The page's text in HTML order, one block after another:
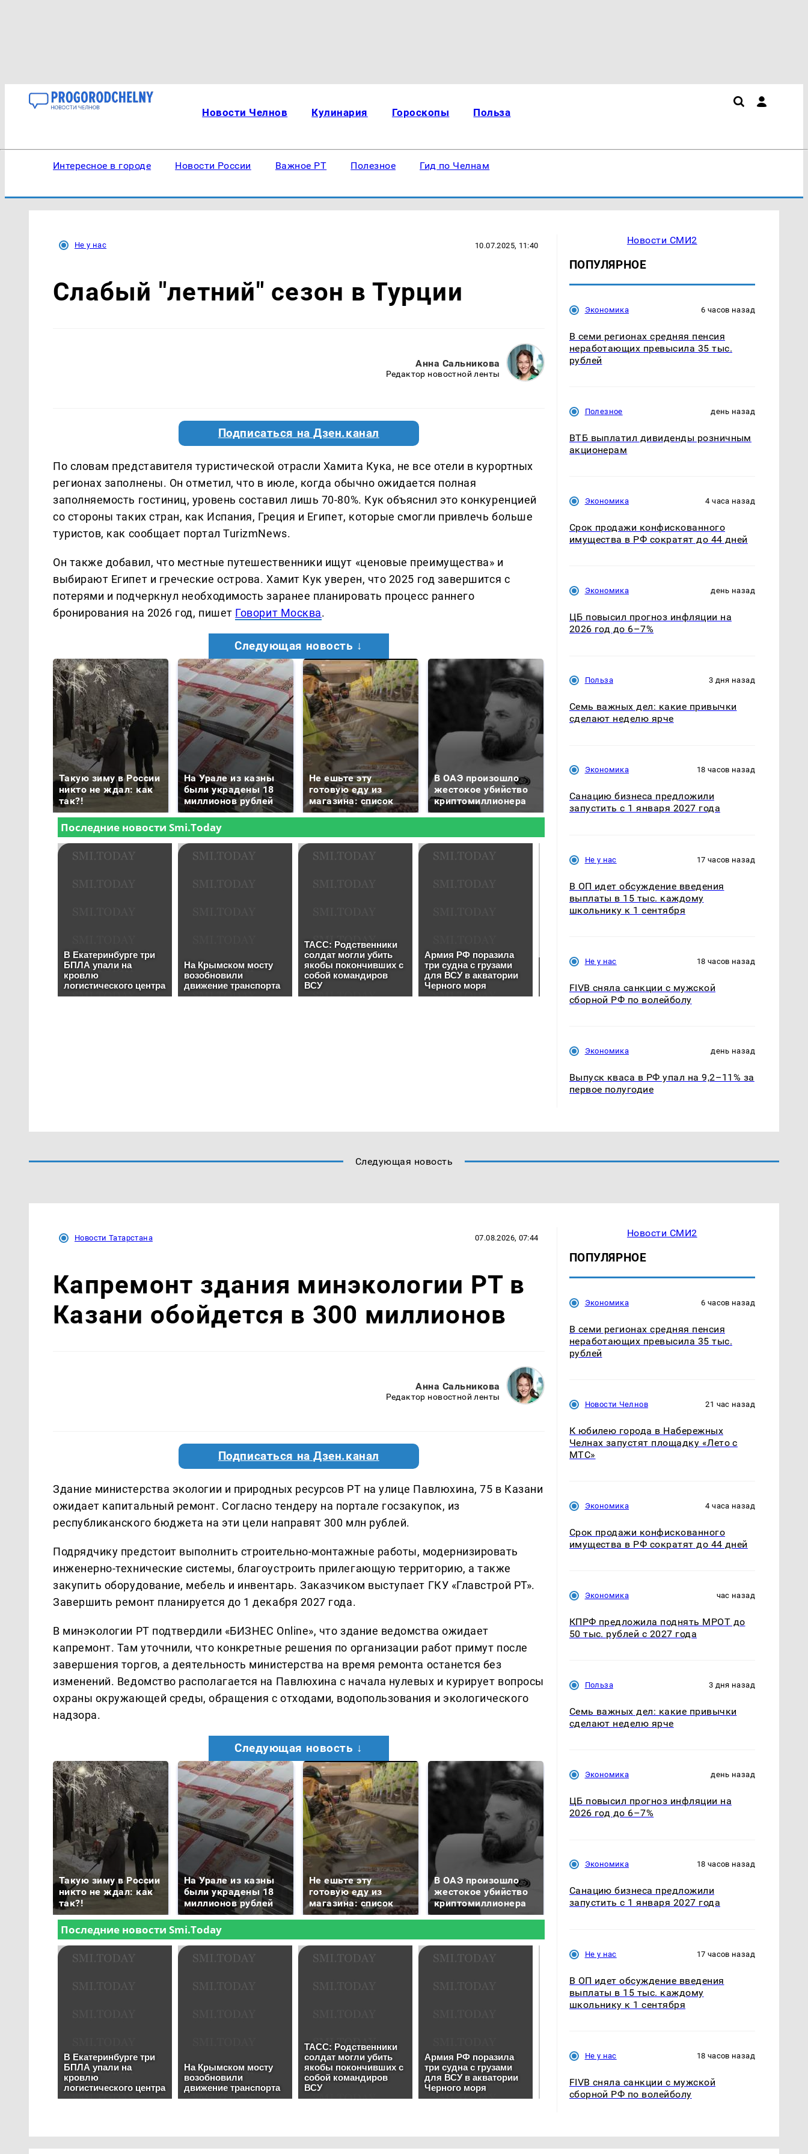
Новости Челнов Кулинария Гороскопы Польза
Интересное в городе Новости России Важное РТ Полезное Гид по Челнам
Не у нас 10.07.2025, 11:40
Слабый "летний" сезон в Турции
Анна Сальникова
Редактор новостной ленты
Подписаться на Дзен.канал
По словам представителя туристической отрасли Хамита Кука, не все отели в курортных
регионах заполнены. Он отметил, что в июле, когда обычно ожидается полная
заполняемость гостиниц, уровень составил лишь 70-80%. Кук объяснил это конкуренцией
со стороны таких стран, как Испания, Греция и Египет, которые смогли привлечь больше
туристов, как сообщает портал TurizmNews.
Он также добавил, что местные путешественники ищут «ценовые преимущества» и
выбирают Египет и греческие острова. Хамит Кук уверен, что 2025 год завершится с
потерями и подчеркнул необходимость заранее планировать процесс раннего
бронирования на 2026 год, пишет Говорит Москва.
Следующая новость ↓
Такую зиму в России
никто не ждал: как
так?!
На Урале из казны
были украдены 18
миллионов рублей
Не ешьте эту
готовую еду из
магазина: список
В ОАЭ произошло
жестокое убийство
криптомиллионера
падению вертолета на
Кавказе: читать здесь
ждать всем нам?
Новости СМИ2
ПОПУЛЯРНОЕ
Экономика 6 часов назад
В семи регионах средняя пенсия
неработающих превысила 35 тыс.
рублей
Полезное день назад
ВТБ выплатил дивиденды розничным
акционерам
Экономика 4 часа назад
Срок продажи конфискованного
имущества в РФ сократят до 44 дней
Экономика день назад
ЦБ повысил прогноз инфляции на
2026 год до 6–7%
Польза 3 дня назад
Семь важных дел: какие привычки
сделают неделю ярче
Экономика 18 часов назад
Санацию бизнеса предложили
запустить с 1 января 2027 года
Не у нас 17 часов назад
В ОП идет обсуждение введения
выплаты в 15 тыс. каждому
школьнику к 1 сентября
Не у нас 18 часов назад
FIVB сняла санкции с мужской
сборной РФ по волейболу
Экономика день назад
Выпуск кваса в РФ упал на 9,2–11% за
первое полугодие
Следующая новость
Новости Татарстана 07.08.2026, 07:44
Капремонт здания минэкологии РТ в
Казани обойдется в 300 миллионов
Анна Сальникова
Редактор новостной ленты
Подписаться на Дзен.канал
Здание министерства экологии и природных ресурсов РТ на улице Павлюхина, 75 в Казани
ожидает капитальный ремонт. Согласно тендеру на портале госзакупок, из
республиканского бюджета на эти цели направят 300 млн рублей.
Подрядчику предстоит выполнить строительно-монтажные работы, модернизировать
инженерно-технические системы, благоустроить прилегающую территорию, а также
закупить оборудование, мебель и инвентарь. Заказчиком выступает ГКУ «Главстрой РТ».
Завершить ремонт планируется до 1 декабря 2027 года.
В минэкологии РТ подтвердили «БИЗНЕС Online», что здание ведомства ожидает
капремонт. Там уточнили, что конкретные решения по организации работ примут после
завершения торгов, а деятельность министерства на время ремонта останется без
изменений. Ведомство располагается на Павлюхина с начала нулевых и курирует вопросы
охраны окружающей среды, обращения с отходами, водопользования и экологического
надзора.
Следующая новость ↓
Такую зиму в России
никто не ждал: как
так?!
На Урале из казны
были украдены 18
миллионов рублей
Не ешьте эту
готовую еду из
магазина: список
В ОАЭ произошло
жестокое убийство
криптомиллионера
Все новости по
падению вертолета на
Кавказе: читать здесь
было с 1945: чего
ждать всем нам?
Новости СМИ2
ПОПУЛЯРНОЕ
Экономика 6 часов назад
В семи регионах средняя пенсия
неработающих превысила 35 тыс.
рублей
Новости Челнов 21 час назад
К юбилею города в Набережных
Челнах запустят площадку «Лето с
МТС»
Экономика 4 часа назад
Срок продажи конфискованного
имущества в РФ сократят до 44 дней
Экономика час назад
КПРФ предложила поднять МРОТ до
50 тыс. рублей с 2027 года
Польза 3 дня назад
Семь важных дел: какие привычки
сделают неделю ярче
Экономика день назад
ЦБ повысил прогноз инфляции на
2026 год до 6–7%
Экономика 18 часов назад
Санацию бизнеса предложили
запустить с 1 января 2027 года
Не у нас 17 часов назад
В ОП идет обсуждение введения
выплаты в 15 тыс. каждому
школьнику к 1 сентября
Не у нас 18 часов назад
FIVB сняла санкции с мужской
сборной РФ по волейболу